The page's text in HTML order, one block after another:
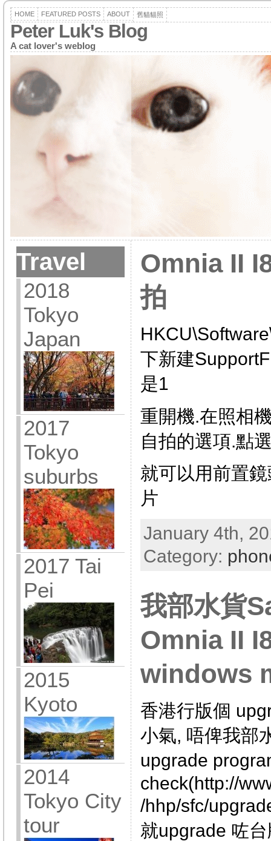
HOME FEATURED POSTS ABOUT 舊貓貓照
Peter Luk's Blog
A cat lover's weblog
Travel
2018
Tokyo
Japan
2017
Tokyo
suburbs
2017 Tai
Pei
2015
Kyoto
2014
Tokyo City
tour
Omnia II
拍
下新建
是1
重開機.在照相
自拍的選項.點
就可以用前置
片
January 4th,
Category:
我部水貨
Omnia II
windows
香港行版個
小氣, 唔俾我部
upgrade
check(http://
/hhp/sfc/
就upgrade 咗